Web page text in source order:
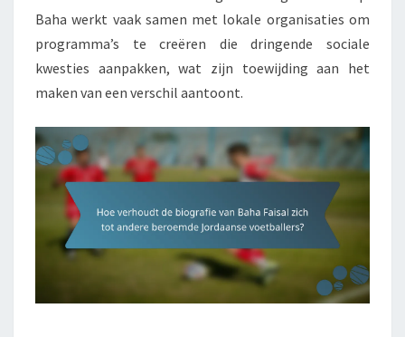
Baha werkt vaak samen met lokale organisaties om
programma’s te creëren die dringende sociale
kwesties aanpakken, wat zijn toewijding aan het
maken van een verschil aantoont.